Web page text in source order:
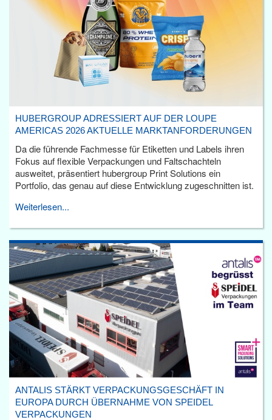
HUBERGROUP ADRESSIERT AUF DER LOUPE
AMERICAS 2026 AKTUELLE MARKTANFORDERUNGEN
Da die führende Fachmesse für Etiketten und Labels ihren
Fokus auf flexible Verpackungen und Faltschachteln
ausweitet, präsentiert hubergroup Print Solutions ein
Portfolio, das genau auf diese Entwicklung zugeschnitten ist.
Weiterlesen...
ANTALIS STÄRKT VERPACKUNGSGESCHÄFT IN
EUROPA DURCH ÜBERNAHME VON SPEIDEL
VERPACKUNGEN